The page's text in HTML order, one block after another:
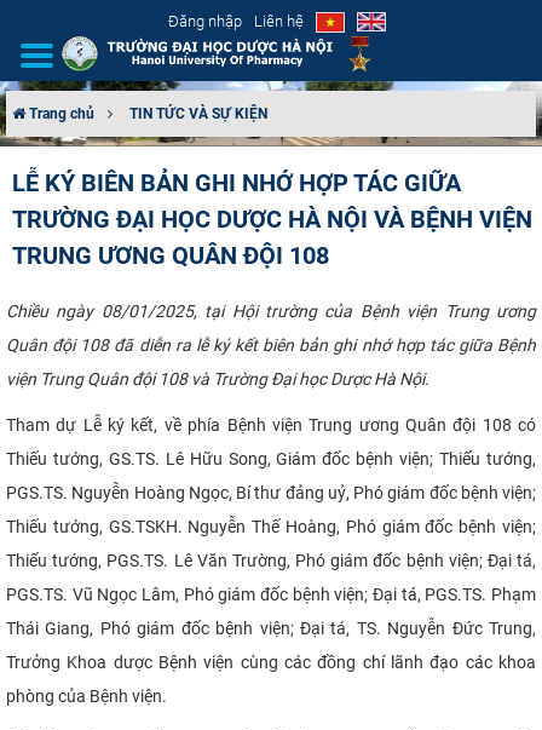
Đăng nhập Liên hệ
CƠ CẤU TỔ CHỨC
ĐÀO TẠO
ĐẢM BẢO CHẤT LƯỢNG
KHOA HỌC CÔNG NGHỆ
HTQT
CỰU NGƯỜI HỌC
Trang chủ TIN TỨC VÀ SỰ KIỆN
LỄ KÝ BIÊN BẢN GHI NHỚ HỢP TÁC GIỮA
TRƯỜNG ĐẠI HỌC DƯỢC HÀ NỘI VÀ BỆNH VIỆN
TRUNG ƯƠNG QUÂN ĐỘI 108
Chiều ngày 08/01/2025, tại Hội trường của Bệnh viện Trung ương
Quân đội 108 đã diễn ra lễ ký kết biên bản ghi nhớ hợp tác giữa Bệnh
viện Trung Quân đội 108 và Trường Đại học Dược Hà Nội.
Tham dự Lễ ký kết, về phía Bệnh viện Trung ương Quân đội 108 có
Thiếu tướng, GS.TS. Lê Hữu Song, Giám đốc bệnh viện; Thiếu tướng,
PGS.TS. Nguyễn Hoàng Ngọc, Bí thư đảng uỷ, Phó giám đốc bệnh viện;
Thiếu tướng, GS.TSKH. Nguyễn Thế Hoàng, Phó giám đốc bệnh viện;
Thiếu tướng, PGS.TS. Lê Văn Trường, Phó giám đốc bệnh viện; Đại tá,
PGS.TS. Vũ Ngọc Lâm, Phó giám đốc bệnh viện; Đại tá, PGS.TS. Phạm
Thái Giang, Phó giám đốc bệnh viện; Đại tá, TS. Nguyễn Đức Trung,
Trưởng Khoa dược Bệnh viện cùng các đồng chí lãnh đạo các khoa
phòng của Bệnh viện.